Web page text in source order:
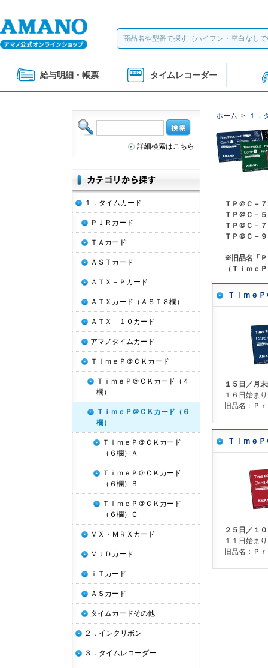
給与明細・帳票 タイムレコーダー
ホーム > １．
ＴＰ＠Ｃ－
ＴＰ＠Ｃ－
ＴＰ＠Ｃ－
ＴＰ＠Ｃ－
※旧品名「Ｐ
（Ｔｉｍｅ
Ｔｉｍｅ
１５日／月
１６日始ま
旧品名：Ｐ
Ｔｉｍｅ
２５日／１
１１日始ま
旧品名：Ｐ
詳細検索はこちら
１．タイムカード
ＰＪＲカード
ＴＡカード
ＡＳＴカード
ＡＴＸ－Ｐカード
ＡＴＸカード（ＡＳＴ８欄）
ＡＴＸ－１０カード
アマノタイムカード
ＴｉｍｅＰ＠ＣＫカード
ＴｉｍｅＰ＠ＣＫカード（４
欄）
ＴｉｍｅＰ＠ＣＫカード（６
欄）
ＴｉｍｅＰ＠ＣＫカード
（６欄）Ａ
ＴｉｍｅＰ＠ＣＫカード
（６欄）Ｂ
ＴｉｍｅＰ＠ＣＫカード
（６欄）Ｃ
ＭＸ・ＭＲＸカード
ＭＪＤカード
ｉＴカード
ＡＳカード
タイムカードその他
２．インクリボン
３．タイムレコーダー